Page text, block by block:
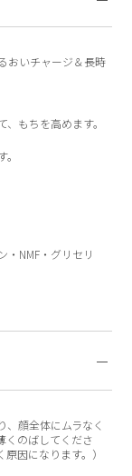
おいチャージ＆長時
もちを高めます。
NMF・グリセリ
顔全体にムラなく
くのばしてくださ
因になります。）